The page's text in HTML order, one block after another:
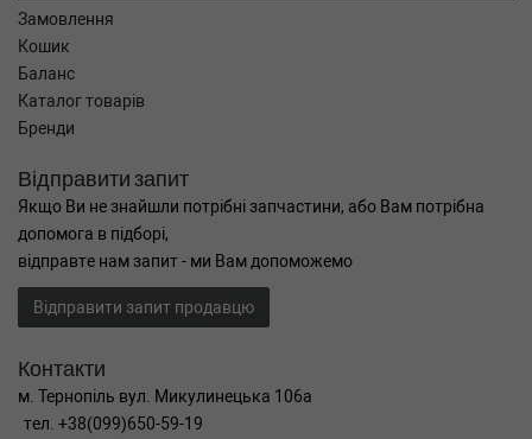
Замовлення
Кошик
Баланс
Каталог товарів
Бренди
Відправити запит
Якщо Ви не знайшли потрібні запчастини, або Вам потрібна
допомога в підборі,
відправте нам запит - ми Вам допоможемо
Відправити запит продавцю
Контакти
м. Тернопіль вул. Микулинецька 106а
тел. +38(099)650-59-19